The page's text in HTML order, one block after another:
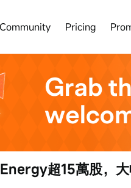
Pricing
超15萬股，